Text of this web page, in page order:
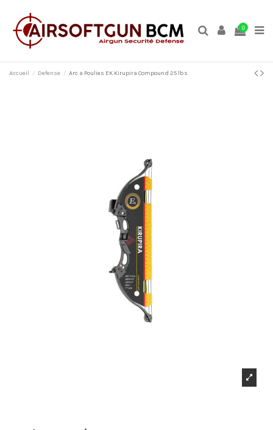
0
Accueil Defense Arc a Poulies EK Kirupira Compound 25 lbs